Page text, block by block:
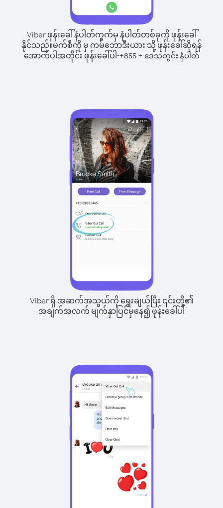
Viber ဖုန်းခေါ်နံပါတ်ကွက်မှ နံပါတ်တစ်ခုကို ဖုန်းခေါ်
နိုင်သည်။မက်စီကို မှ ကမ်ဘောဒီးယား သို့ ဖုန်းခေါ်ဆိုရန်
အောက်ပါအတိုင်း ဖုန်းခေါ်ပါ-+855+ ဒေသတွင်း နံပါတ်
Viber ရှိ အဆက်အသွယ်ကို ရွေးချယ်ပြီး ၎င်းတို့၏
အချက်အလက် မျက်နှာပြင်မှနေ၍ ဖုန်းခေါ်ပါ